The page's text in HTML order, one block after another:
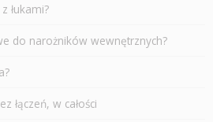
łukami?
do narożników wewnętrznych?
łączeń, w całości